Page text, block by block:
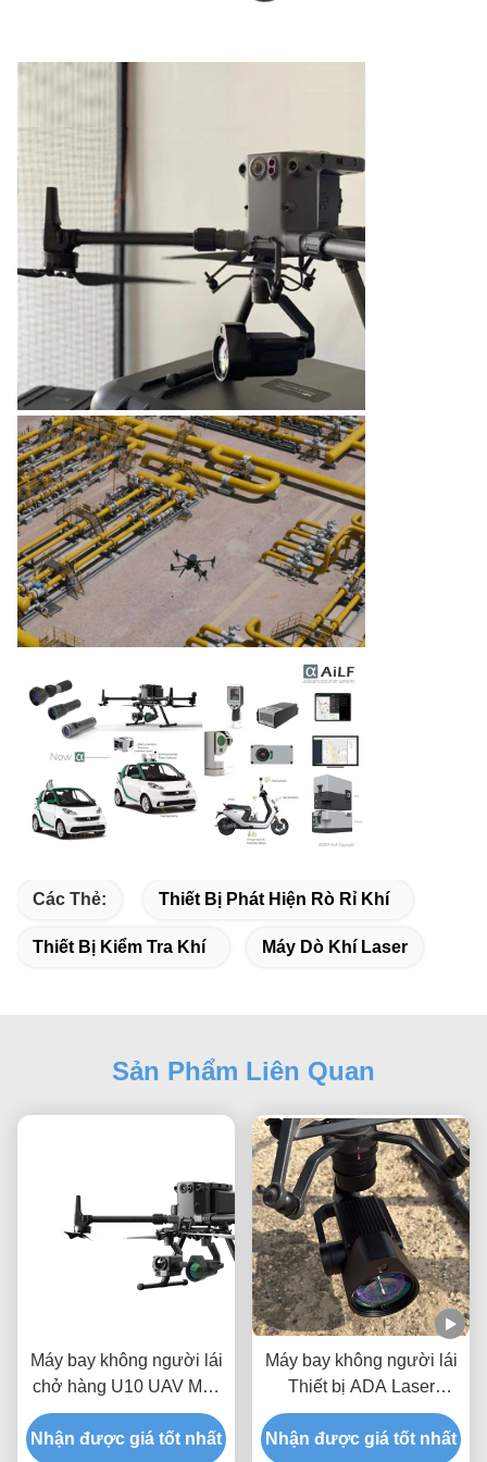
Các Thẻ: Thiết Bị Phát Hiện Rò Rỉ Khí
Thiết Bị Kiểm Tra Khí Máy Dò Khí Laser
Sản Phẩm Liên Quan
Máy bay không người lái
chở hàng U10 UAV Máy
dò Metan DJI Kiểm tra rò
rỉ đường ống dẫn khí đốt
Nhận được giá tốt nhất
Máy bay không người lái
Thiết bị ADA Laser
Methane Ppm Gas
Detector System U10
Nhận được giá tốt nhất